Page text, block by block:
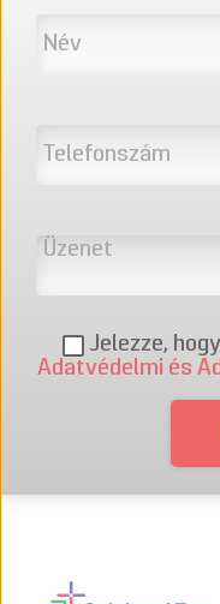
Jelezze,
Adatvédelmi és